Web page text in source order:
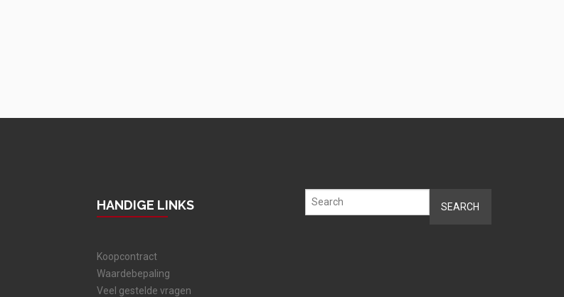
HANDIGE LINKS
Koopcontract
Waardebepaling
Veel gestelde vragen